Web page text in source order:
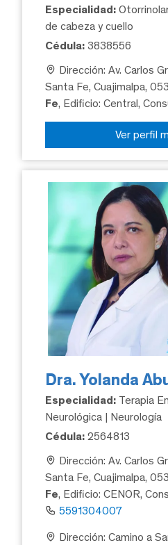
Especialidad:
de cabeza y cuello
Cédula: 3838556
Dirección: Av. Carlos
Santa Fe, Cuajimalpa,
Fe, Edificio: Central,
Ver perfil
Dra. Yolanda
Especialidad: Terapia
Neurológica | Neurología
Cédula: 2564813
Dirección: Av. Carlos
Santa Fe, Cuajimalpa,
Fe, Edificio: CENOR,
5591304007
Dirección: Camino a